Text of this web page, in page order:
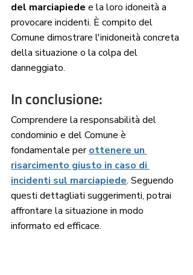
del marciapiede e la loro idoneità a
provocare incidenti. È compito del
Comune dimostrare l'inidoneità concreta
della situazione o la colpa del
danneggiato.
In conclusione:
Comprendere la responsabilità del
condominio e del Comune è
fondamentale per ottenere un
risarcimento giusto in caso di
incidenti sul marciapiede. Seguendo
questi dettagliati suggerimenti, potrai
affrontare la situazione in modo
informato ed efficace.